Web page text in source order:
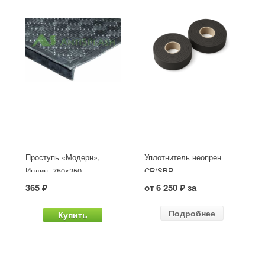
Проступь «Модерн»,
Индия, 750x250
365 ₽
Купить
Уплотнитель неопрен
CR/SBR
от 6 250 ₽ за
Подробнее